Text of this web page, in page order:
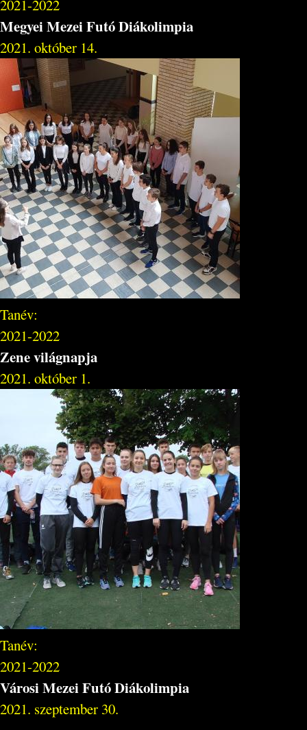
2021-2022
Megyei Mezei Futó Diákolimpia
2021. október 14.
Tanév:
2021-2022
Zene világnapja
2021. október 1.
Tanév:
2021-2022
Városi Mezei Futó Diákolimpia
2021. szeptember 30.